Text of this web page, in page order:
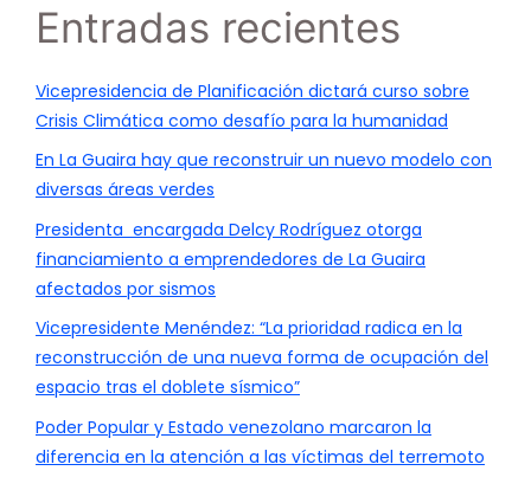
Entradas recientes
Vicepresidencia de Planificación dictará curso sobre
Crisis Climática como desafío para la humanidad
En La Guaira hay que reconstruir un nuevo modelo con
diversas áreas verdes
Presidenta encargada Delcy Rodríguez otorga
financiamiento a emprendedores de La Guaira
afectados por sismos
Vicepresidente Menéndez: “La prioridad radica en la
reconstrucción de una nueva forma de ocupación del
espacio tras el doblete sísmico”
Poder Popular y Estado venezolano marcaron la
diferencia en la atención a las víctimas del terremoto